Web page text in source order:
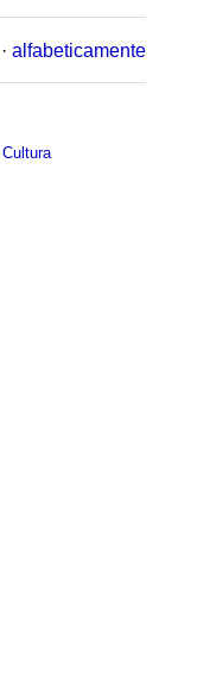
· alfabeticamente
,Cultura